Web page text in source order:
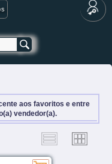
aos favoritos e entre
vendedor(a).